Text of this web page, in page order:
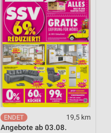
19,5 km
Angebote ab 03.08.